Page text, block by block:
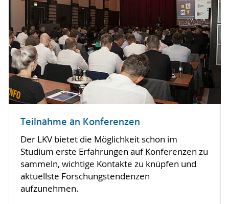
Teilnahme an Konferenzen
Der LKV bietet die Möglichkeit schon im
Studium erste Erfahrungen auf Konferenzen zu
sammeln, wichtige Kontakte zu knüpfen und
aktuellste Forschungstendenzen
aufzunehmen.